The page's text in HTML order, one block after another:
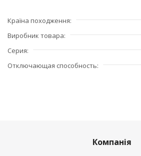
Країна походження
Виробник товара
Серия
Отключающая способность
Компанія